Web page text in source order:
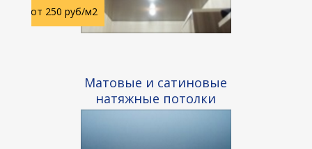
от 250 руб/м2
Матовые и сатиновые
натяжные потолки